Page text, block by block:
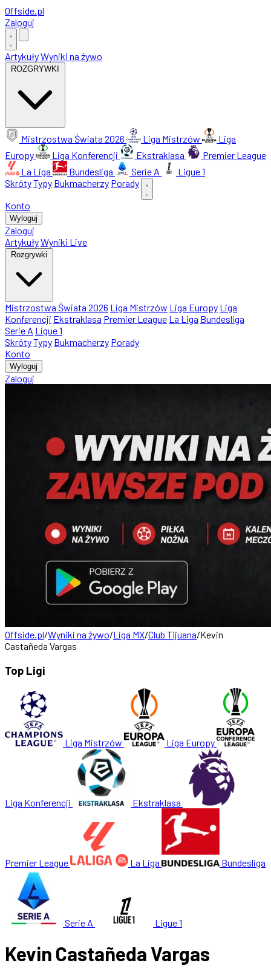
Offside.pl
Zaloguj
ArtykułyWyniki na żywo
ROZGRYWKI
Mistrzostwa Świata 2026 Liga Mistrzów
Liga
Europy
Liga Konferencji Ekstraklasa
Premier League
La Liga
Bundesliga Serie A
Ligue 1
SkrótyTypy Bukmacherzy Porady
Konto
Wyloguj
Zaloguj
ArtykułyWyniki Live
Rozgrywki
Mistrzostwa Świata 2026 Liga Mistrzów Liga Europy Liga
Konferencji Ekstraklasa Premier League La Liga Bundesliga
Serie A Ligue 1
SkrótyTypy Bukmacherzy Porady
Konto
Wyloguj
Zaloguj
Offside.pl/Wyniki na żywo/Liga MX/Club Tijuana/Kevin
Castañeda Vargas
Top Ligi
Liga Mistrzów Liga Europy
Liga Konferencji Ekstraklasa
Premier League La Liga Bundesliga
Serie A Ligue 1
Kevin Castañeda Vargas